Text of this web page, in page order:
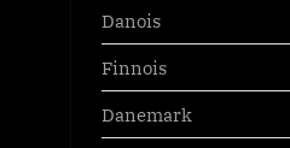
Danois
Finnois
Danemark